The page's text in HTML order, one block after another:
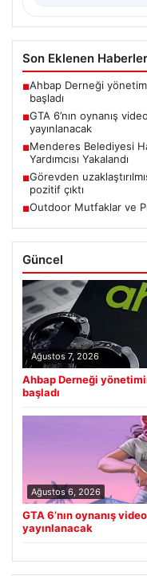
Son Eklenen Haberler
■Ahbap Derneği
başladı
■GTA 6’nın oynanış
yayınlanacak
■Menderes Belediyesi
Yardımcısı Yakalandı
■Görevden
pozitif çıktı
■Outdoor Mutfaklar ve
Güncel
Ağustos 7, 2026
Ahbap Derneği
başladı
Ağustos 6, 2026
GTA 6’nın oynanış
yayınlanacak